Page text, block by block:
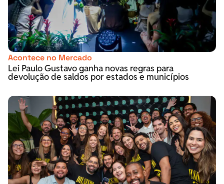
Acontece no Mercado
Lei Paulo Gustavo ganha novas regras para
devolução de saldos por estados e municípios